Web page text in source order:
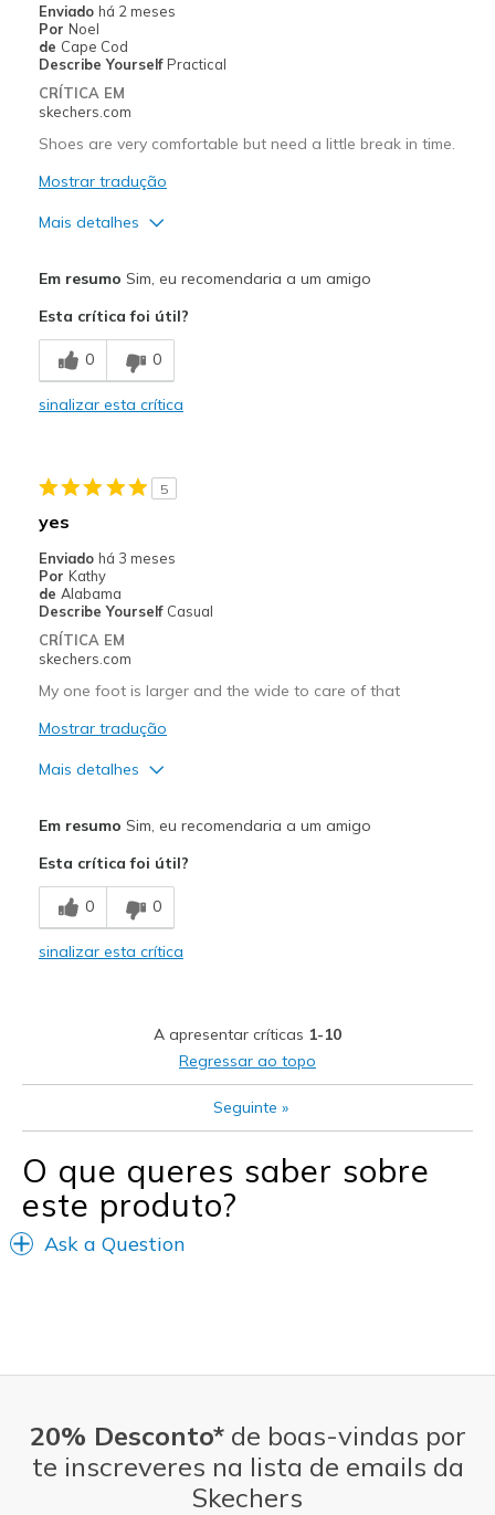
Sizing
View On Shoes
Shoes are for Wearing
Enviado há 2 meses
Por Noel
de Cape Cod
Describe Yourself Practical
CRÍTICA EM
skechers.com
Shoes are very comfortable but need a little break in time.
Mostrar tradução
Mais detalhes
Comfortable
Contras
Need Break In
Casual Wear
Sizing
View On Shoes
Shoes are for Wearing
Em resumo Sim, eu recomendaria a um amigo
Esta crítica foi útil?
0 0
sinalizar esta crítica
5
yes
Enviado há 3 meses
Por Kathy
de Alabama
Describe Yourself Casual
CRÍTICA EM
skechers.com
My one foot is larger and the wide to care of that
Mostrar tradução
Mais detalhes
Stylish
Contras
Need Break In
Feels true to size
Em resumo Sim, eu recomendaria a um amigo
Esta crítica foi útil?
0 0
sinalizar esta crítica
A apresentar críticas 1-10
Regressar ao topo
Seguinte »
O que queres saber sobre
este produto?
Ask a Question
20% Desconto*de boas-vindas por
te inscreveres na lista de emails da
Skechers